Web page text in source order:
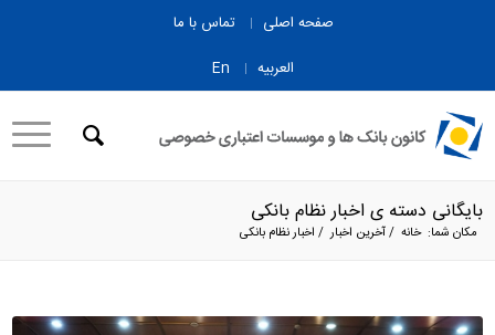
صفحه اصلی
تماس با ما
العربیه
En
بایگانی دسته ی اخبار نظام بانکی
مکان شما: خانه /آخرین اخبار / اخبار نظام بانکی